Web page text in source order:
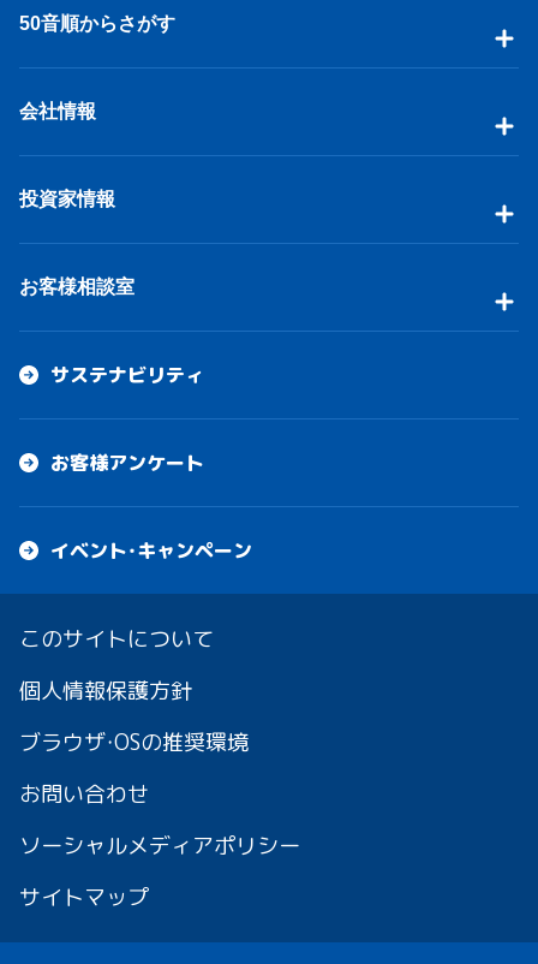
50音順からさがす
会社情報
投資家情報
お客様相談室
サステナビリティ
お客様アンケート
イベント・キャンペーン
このサイトについて
個人情報保護方針
ブラウザ・OSの推奨環境
お問い合わせ
ソーシャルメディアポリシー
サイトマップ